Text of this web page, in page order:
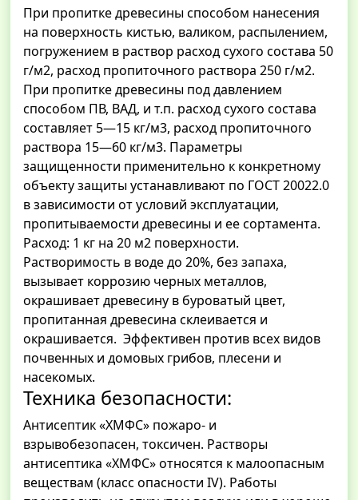
При пропитке древесины способом нанесения
на поверхность кистью, валиком, распылением,
погружением в раствор расход сухого состава 50
г/м2, расход пропиточного раствора 250 г/м2.
При пропитке древесины под давлением
способом ПВ, ВАД, и т.п. расход сухого состава
составляет 5—15 кг/м3, расход пропиточного
раствора 15—60 кг/м3. Параметры
защищенности применительно к конкретному
объекту защиты устанавливают по ГОСТ 20022.0
в зависимости от условий эксплуатации,
пропитываемости древесины и ее сортамента.
Расход: 1 кг на 20 м2 поверхности.
Растворимость в воде до 20%, без запаха,
вызывает коррозию черных металлов,
окрашивает древесину в буроватый цвет,
пропитанная древесина склеивается и
окрашивается. Эффективен против всех видов
почвенных и домовых грибов, плесени и
насекомых.
Техника безопасности:
Антисептик «ХМФС» пожаро- и
взрывобезопасен, токсичен. Растворы
антисептика «ХМФС» относятся к малоопасным
веществам (класс опасности IV). Работы